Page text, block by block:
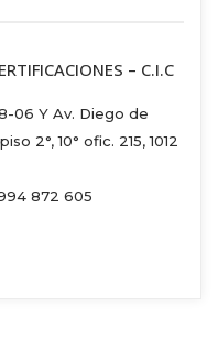
– C.I.C
06 Y Av. Diego de
2°, 10° ofic. 215, 1012
872 605